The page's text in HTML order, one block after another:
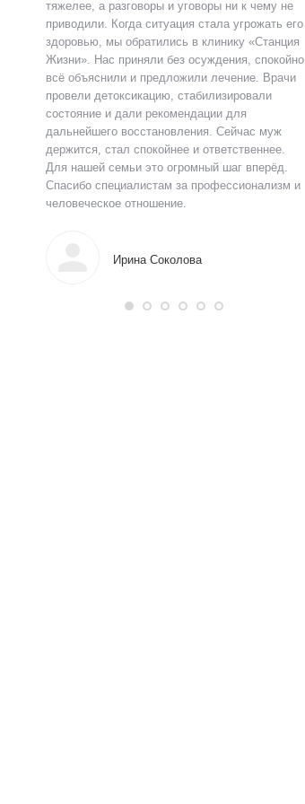
тяжелее, а разговоры и уговоры ни к чему не
приводили. Когда ситуация стала угрожать его
здоровью, мы обратились в клинику «Станция
Жизни». Нас приняли без осуждения, спокойно
всё объяснили и предложили лечение. Врачи
провели детоксикацию, стабилизировали
состояние и дали рекомендации для
дальнейшего восстановления. Сейчас муж
держится, стал спокойнее и ответственнее.
Для нашей семьи это огромный шаг вперёд.
Спасибо специалистам за профессионализм и
человеческое отношение.
Ирина Соколова